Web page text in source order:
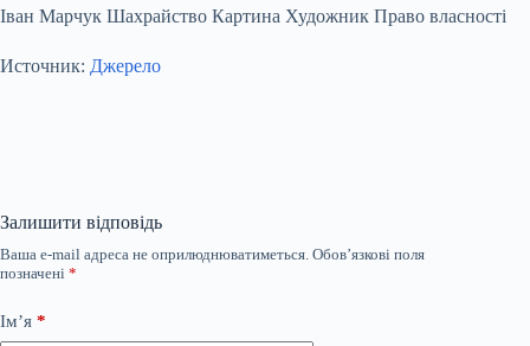
Іван Марчук Шахрайство Картина Художник Право власності
Источник: Джерело
Залишити відповідь
Ваша e-mail адреса не оприлюднюватиметься. Обов’язкові поля
позначені *
Ім’я *